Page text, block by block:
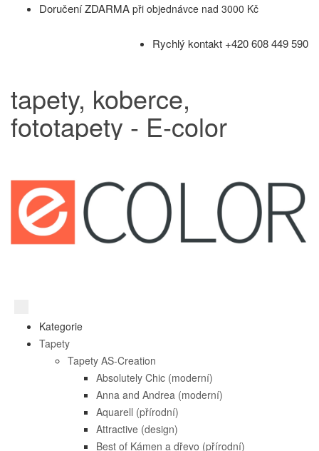
Doručení ZDARMA při objednávce nad 3000 Kč
Rychlý kontakt +420 608 449 590
tapety, koberce,
fototapety - E-color
Kategorie
Tapety
Tapety AS-Creation
Absolutely Chic (moderní)
Anna and Andrea (moderní)
Aquarell (přírodní)
Attractive (design)
Best of Kámen a dřevo (přírodní)